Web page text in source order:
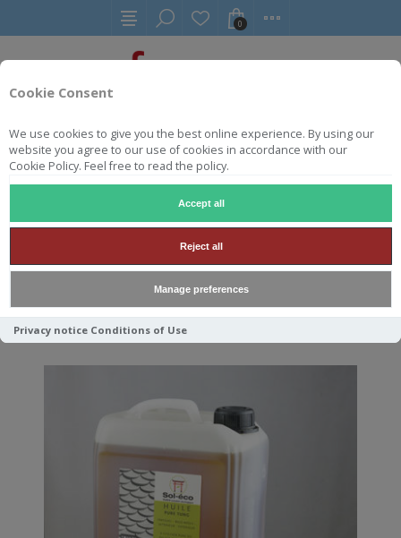
Cookie Consent
We use cookies to give you the best online experience. By using our
website you agree to our use of cookies in accordance with our
Cookie Policy. Feel free to read the policy.
Accept all
Reject all
Manage preferences
Privacy notice Conditions of Use
0
PRODUCT GEMERKT MET
'TUNG'